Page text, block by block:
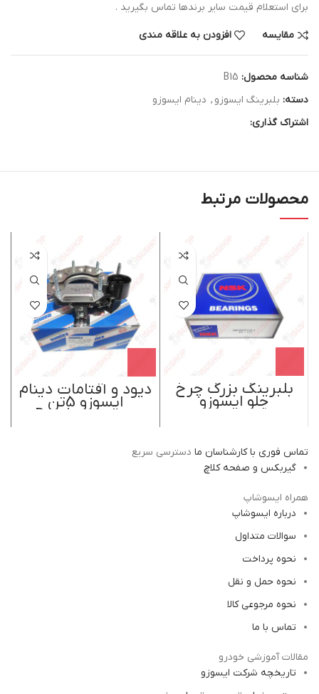
برای استعلام قیمت سایر برندها تماس بگیرید .
مقایسه افزودن به علاقه مندی
شناسه محصول: B15
دسته: بلبرینگ ایسوزو , دینام ایسوزو
اشتراک گذاری:
محصولات مرتبط
بلبرینگ بزرگ چرخ
جلو ایسوزو
5تن،ایسوزو
دیود و آفتامات دینام
ایسوزو 5تن
دامکسDamiex
تماس فوری با کارشناسان ما دسترسی سریع
گیربکس و صفحه کلاچ
همراه ایسوشاپ
درباره ایسوشاپ
سوالات متداول
نحوه پرداخت
نحوه حمل و نقل
نحوه مرجوعی کالا
تماس با ما
مقالات آموزشی خودرو
تاریخچه شرکت ایسوزو